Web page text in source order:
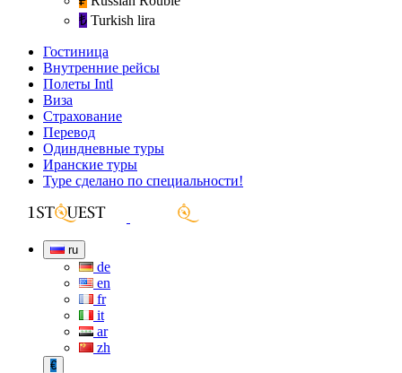
₺‎ Turkish lira
Гостиница
Внутренние рейсы
Полеты Intl
Виза
Страхование
Перевод
Одиндневные туры
Иранские туры
Туре сделано по специальности!
ru
de
en
fr
it
ar
zh
€